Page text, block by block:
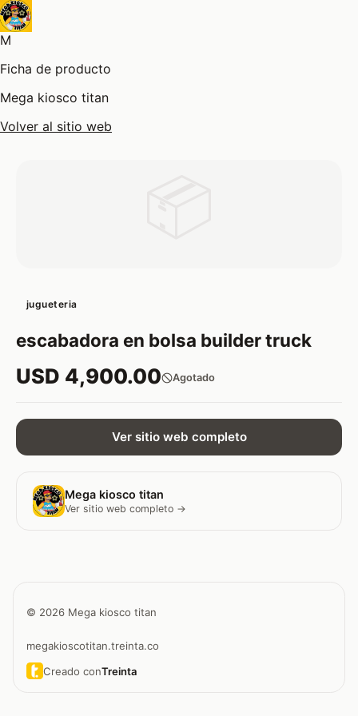
M
Ficha de producto
Mega kiosco titan
Volver al sitio web
jugueteria
escabadora en bolsa builder truck
USD 4,900.00 Agotado
Ver sitio web completo
Mega kiosco titan
Ver sitio web completo →
© 2026 Mega kiosco titan
megakioscotitan.treinta.co
Creado conTreinta